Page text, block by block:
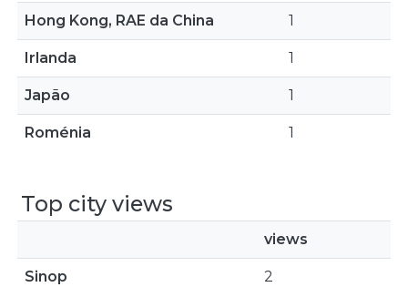
Hong Kong, RAE da China 1
Irlanda 1
Japão 1
Roménia 1
Top city views
views
Sinop 2